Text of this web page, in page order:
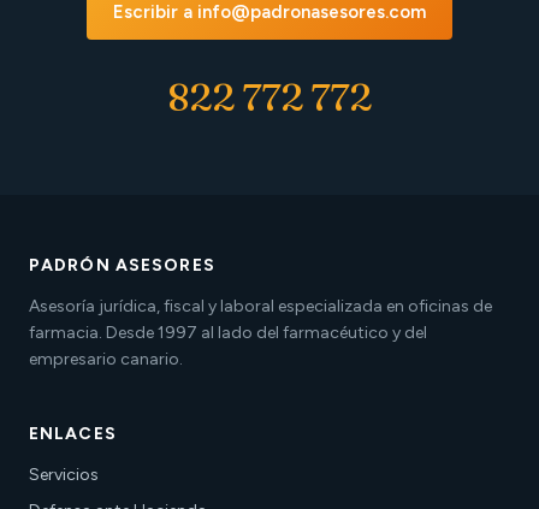
Escribir a info@padronasesores.com
822 772 772
PADRÓN ASESORES
Asesoría jurídica, fiscal y laboral especializada en oficinas de
farmacia. Desde 1997 al lado del farmacéutico y del
empresario canario.
ENLACES
Servicios